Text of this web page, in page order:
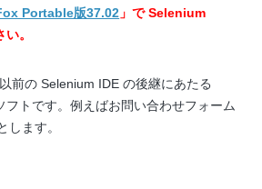
Portable版37.02 」で Selenium
。
前の Selenium IDE の後継にあたる
トです。例えばお問い合わせフォーム
します。